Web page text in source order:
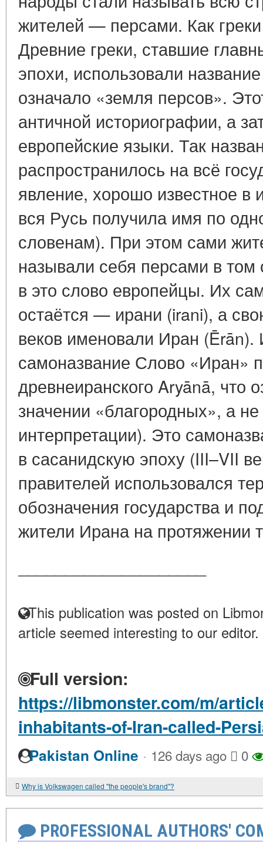
жителей — персами. Как
Древние греки, ставшие
эпохи, использовали
означало «земля персов».
античной историографии, а
европейские языки. Так
распространилось на всё
явление, хорошо известное в
вся Русь получила имя по
словенам). При этом сами
называли себя персами в
в это слово европейцы. Их
остаётся — ирани (irani), а
веков именовали Иран
самоназвание Слово «Иран»
древнеиранского Aryānā, что
значении «благородных», а
интерпретации). Это
в сасанидскую эпоху (III–VII
правителей использовался
обозначения государства и
жители Ирана на протяжении
This publication was posted on
article seemed interesting to our editor.
Full version:
https://libmonster.com/m/
inhabitants-of-Iran-called-
Pakistan Online · 126 days ago 0
Why is Volkswagen called "the people's brand"?
PROFESSIONAL AUTHORS'